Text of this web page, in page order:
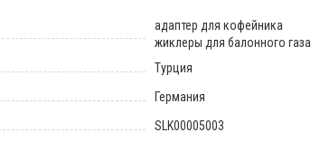
адаптер для кофейника
жиклеры для балонного газа
Турция
Германия
SLK00005003